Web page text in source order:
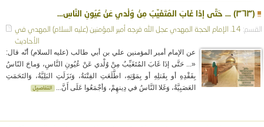
(٣٦٣) … حَتَّى إذَا غَابَ المُتَغَيِّبُ مِنْ وُلْدي عَنْ عُيُونِ النَّاسِ…
القسم: 14. الإمام الحجة المهدي عجل الله فرجه أمير المؤمنين (عليه السلام) المهدي في
الأحاديث
عن الإمام أمير المؤمنين علي بن أبي طالب (عليه السلام) أنّه قال:
«... حَتَّى إذَا غَابَ المُتَغَيِّبُ مِنْ وُلْدي عَنْ عُيُونِ النَّاسِ، وَماجَ النّاسُ
بِفَقْدِهِ أو بِقَتلِهِ أو بِمَوْتِهِ، اطَّلَعَتِ الفِتْنَةُ، وَنَزَلَتِ البَلِيَّةُ، وَالتَحَمَتِ
العَصَبِيَّةُ، وَغَلا النَّاسُ في دِينهِمْ، وَأجْمَعُوا عَلَى أَنَّ...